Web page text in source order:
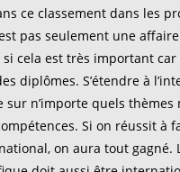
ce classement dans les
pas seulement une
si cela est très important
diplômes. S’étendre à
sur n’importe quels thèmes
Si on réussit à
on aura tout gagné.